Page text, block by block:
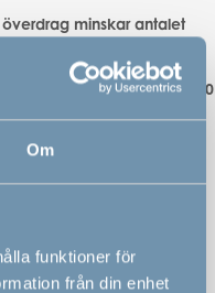
Om
funktioner för
från din enhet
minskar antalet
och By-My-Side vagga 40